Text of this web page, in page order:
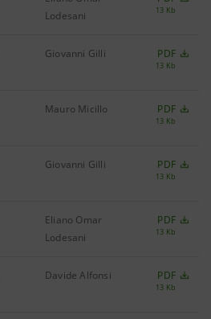
Lodesani
13 Kb
Giovanni Gilli PDF
13 Kb
Mauro Micillo PDF
13 Kb
Giovanni Gilli PDF
13 Kb
Eliano Omar
Lodesani
PDF
13 Kb
Davide Alfonsi PDF
13 Kb